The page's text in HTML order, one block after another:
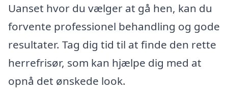
Uanset hvor du vælger at gå hen, kan du
forvente professionel behandling og gode
resultater. Tag dig tid til at finde den rette
herrefrisør, som kan hjælpe dig med at
opnå det ønskede look.